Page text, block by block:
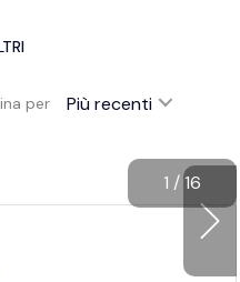
per Più recenti
1 /16